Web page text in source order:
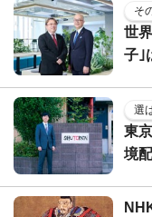
そ
世
子｣
選
東
境